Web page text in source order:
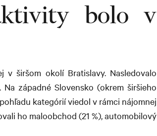
bolo v
v širšom okolí Bratislavy. Nasledovalo
západné Slovensko (okrem širšieho
kategórií viedol v rámci nájomnej
ho maloobchod (21 %), automobilový